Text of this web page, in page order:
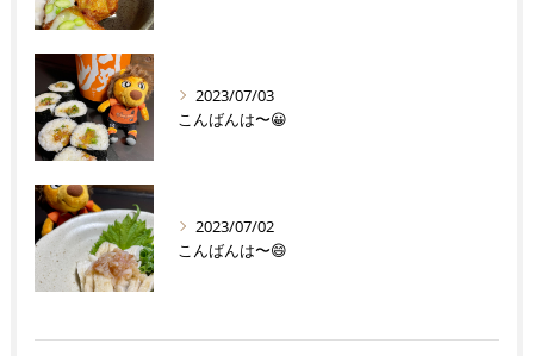
2023/07/03
こんばんは〜😀
2023/07/02
こんばんは〜😄